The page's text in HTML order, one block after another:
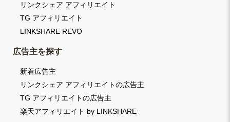
リンクシェア アフィリエイト
TG アフィリエイト
LINKSHARE REVO
広告主を探す
新着広告主
リンクシェア アフィリエイトの広告主
TG アフィリエイトの広告主
楽天アフィリエイト by LINKSHARE